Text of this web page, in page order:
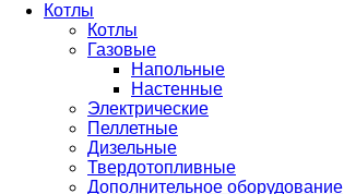
Котлы
Котлы
Газовые
Напольные
Настенные
Электрические
Пеллетные
Дизельные
Твердотопливные
Дополнительное оборудование